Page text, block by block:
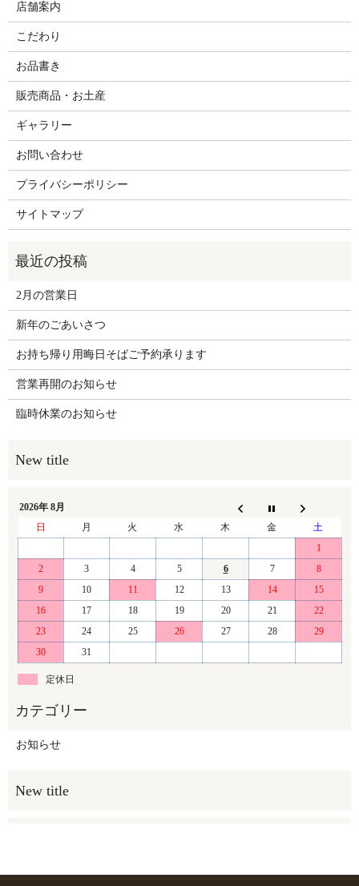
店舗案内
こだわり
お品書き
販売商品・お土産
ギャラリー
お問い合わせ
プライバシーポリシー
サイトマップ
2月の営業日
新年のごあいさつ
お持ち帰り用晦日そばご予約承ります
営業再開のお知らせ
臨時休業のお知らせ
2026年 8月
日
月 火 水 木 金
土
1
2
3 4 5 6 7
8
9
10 11 12 13 14
15
16
17 18 19 20 21
22
23
24 25 26 27 28
29
30
31
定休日
お知らせ